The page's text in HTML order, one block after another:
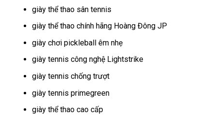
giày thể thao sân tennis
giày thể thao chính hãng Hoàng Đông JP
giày chơi pickleball êm nhẹ
giày tennis công nghệ Lightstrike
giày tennis chống trượt
giày tennis primegreen
giày thể thao cao cấp